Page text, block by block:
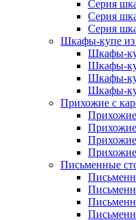
Серия
Серия
Серия
Шкафы-купе из
Шкафы-
Шкафы-
Шкафы-
Шкафы-
Прихожие с
Прихожие
Прихожие
Прихожие
Прихожие
Письменные